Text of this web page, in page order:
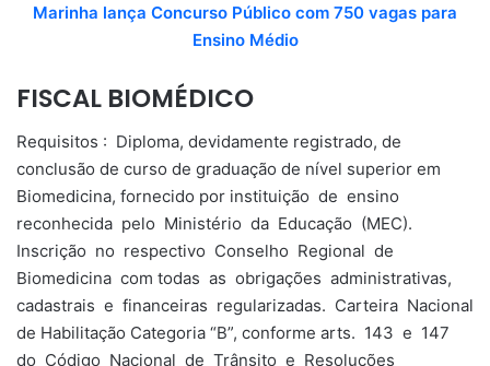
Marinha lança Concurso Público com 750 vagas para
Ensino Médio
FISCAL BIOMÉDICO
Requisitos : Diploma, devidamente registrado, de
conclusão de curso de graduação de nível superior em
Biomedicina, fornecido por instituição de ensino
reconhecida pelo Ministério da Educação (MEC).
Inscrição no respectivo Conselho Regional de
Biomedicina com todas as obrigações administrativas,
cadastrais e financeiras regularizadas. Carteira Nacional
de Habilitação Categoria “B”, conforme arts. 143 e 147
do Código Nacional de Trânsito e Resoluções